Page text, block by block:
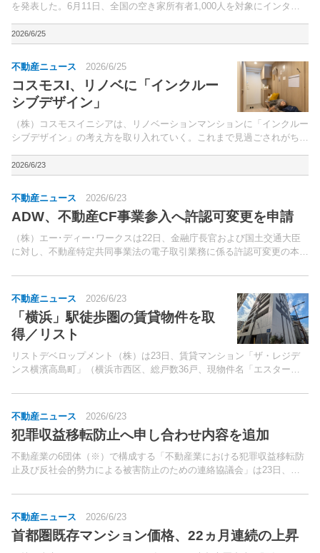
を発表した。6月11日、全国の空き家所有者1,000人を対象にインター
2026/6/25
不動産ニュース 2026/6/25
コスモスI、リノベに「インクルー
シブデザイン」
（株）コスモスイニシアは、リノベーションマンションに「インクルー
シブデザイン」の考え方を取り入れていく。これまで見過ごされがちだ
顕在化しにくかった課題を可視化。
2026/6/23
不動産ニュース 2026/6/23
ADW、不動産CF事業参入へ許認可変更を申請
（株）エー･ディー･ワークスは22日、金融庁長官および国土交通大臣
に対し、不動産特定共同事業法の電子取引業務に係る許認可変更の本申
に向けたもので、許認可変更が認められた後、サービ...
不動産ニュース 2026/6/23
「横浜」駅徒歩圏の賃貸物件を取
得／リスト
リストデベロップメント（株）は23日、賃貸マンション「ザ・レジデ
ンス横濱高島町」（横浜市西区、総戸数36戸、現物件名「エスタート
線「横浜」駅徒歩11分、同線「戸部」駅徒歩4分、横浜...
不動産ニュース 2026/6/23
犯罪収益移転防止へ申し合わせ内容を追加
不動産業の6団体（※）で構成する「不動産業における犯罪収益移転防
止及び反社会的勢力による被害防止のための連絡協議会」は23日、不
行なった。2028年にFATF（マネーロンダリング対...
不動産ニュース 2026/6/23
首都圏既存マンション価格、22ヵ月連続の上昇